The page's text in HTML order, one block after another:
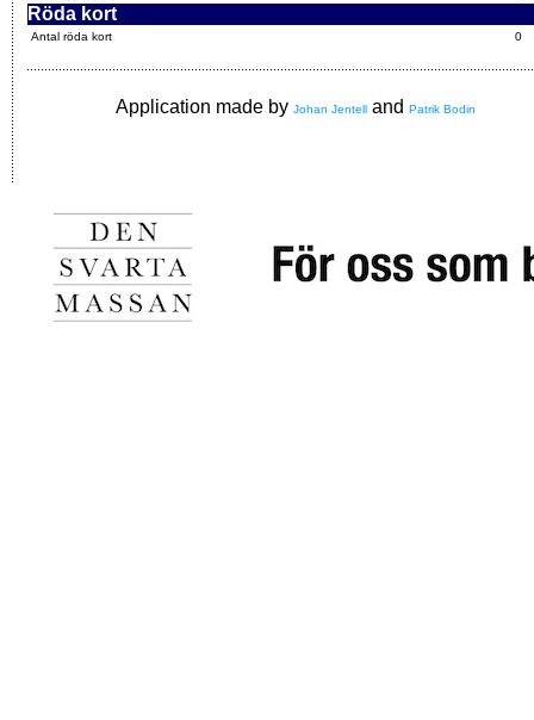
Röda kort
Antal röda kort 0
Application made by Johan Jentell and Patrik Bodin